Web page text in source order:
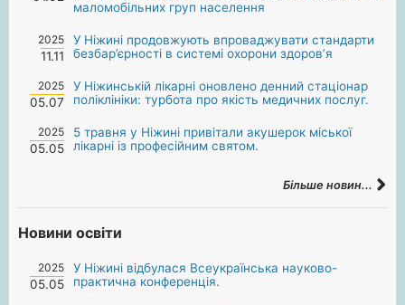
маломобільних груп населення
2025
11.11
У Ніжині продовжують впроваджувати стандарти
безбар’єрності в системі охорони здоров’я
2025
05.07
У Ніжинській лікарні оновлено денний стаціонар
поліклініки: турбота про якість медичних послуг.
2025
05.05
5 травня у Ніжині привітали акушерок міської
лікарні із професійним святом.
Більше новин...
Новини освіти
2025
05.05
У Ніжині відбулася Всеукраїнська науково-
практична конференція.